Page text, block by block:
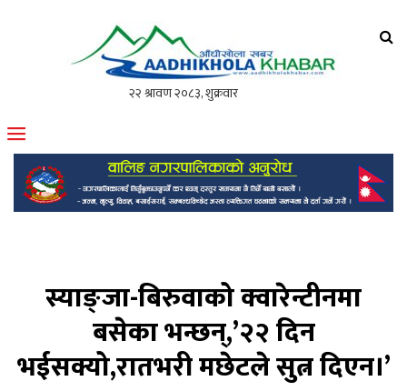
मोफसलकै लोकप्रिय अनलाइन पत्रिका
स्याङ्जा-बिरुवाको क्वारेन्टीनमा
बसेका भन्छन्,’२२ दिन
भईसक्यो,रातभरी मछेटले सुत्न दिएन।’